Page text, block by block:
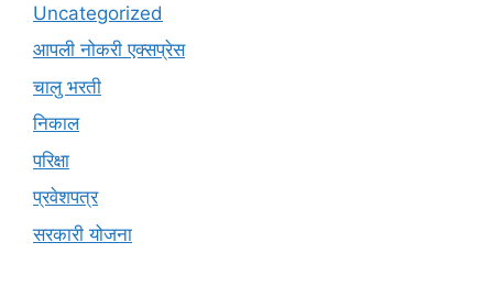
Uncategorized
आपली नोकरी एक्सप्रेस
चालु भरती
निकाल
परिक्षा
प्रवेशपत्र
सरकारी योजना